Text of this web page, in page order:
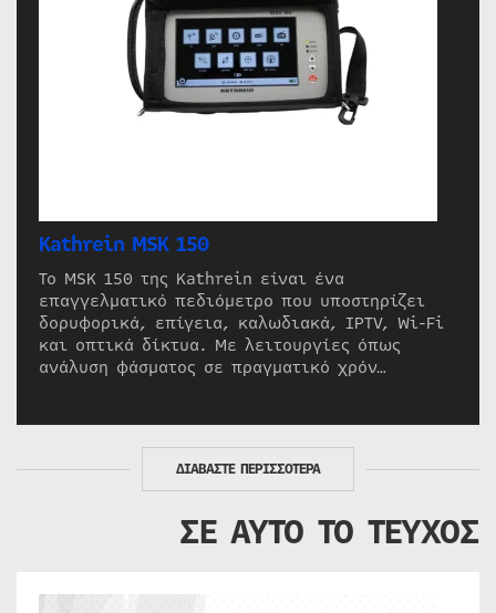
Kathrein MSK 150
Το MSK 150 της Kathrein είναι ένα
επαγγελματικό πεδιόμετρο που υποστηρίζει
δορυφορικά, επίγεια, καλωδιακά, IPTV, Wi-Fi
και οπτικά δίκτυα. Με λειτουργίες όπως
ανάλυση φάσματος σε πραγματικό χρόν…
ΔΙΑΒΑΣΤΕ ΠΕΡΙΣΣΟΤΕΡΑ
ΣΕ ΑΥΤΟ ΤΟ ΤΕΥΧΟΣ